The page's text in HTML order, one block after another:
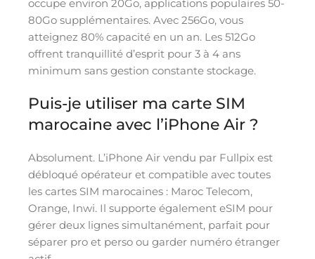
occupe environ 20Go, applications populaires 50-
80Go supplémentaires. Avec 256Go, vous
atteignez 80% capacité en un an. Les 512Go
offrent tranquillité d’esprit pour 3 à 4 ans
minimum sans gestion constante stockage.
Puis-je utiliser ma carte SIM
marocaine avec l’iPhone Air ?
Absolument. L’iPhone Air vendu par Fullpix est
débloqué opérateur et compatible avec toutes
les cartes SIM marocaines : Maroc Telecom,
Orange, Inwi. Il supporte également eSIM pour
gérer deux lignes simultanément, parfait pour
séparer pro et perso ou garder numéro étranger